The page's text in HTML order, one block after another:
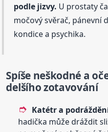
podle jizvy. U prostaty
močový svěrač, pánevní
kondice a psychika.
Spíše neškodné a
delšího zotavování
Katétr a
hadička může dráždit